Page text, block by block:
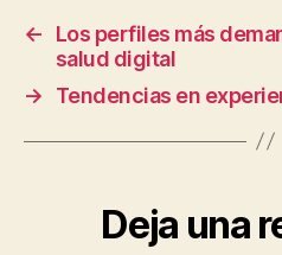
←
Los perfiles más
salud digital
→
Tendencias en
Deja una